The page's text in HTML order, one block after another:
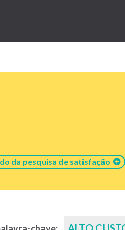
da pesquisa de satisfação